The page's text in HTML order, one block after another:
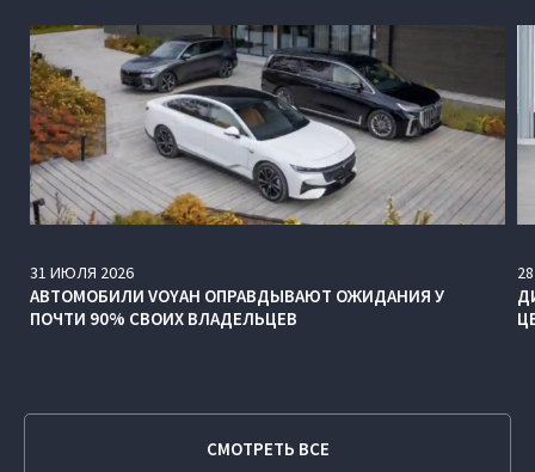
31 ИЮЛЯ 2026
АВТОМОБИЛИ VOYAH ОПРАВДЫВАЮТ ОЖИДАНИЯ У
ПОЧТИ 90% СВОИХ ВЛАДЕЛЬЦЕВ
28
СМОТРЕТЬ ВСЕ